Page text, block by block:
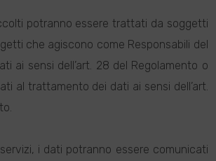
potranno essere trattati da soggetti
che agiscono come Responsabili del
ai sensi dell’art. 28 del Regolamento o
al trattamento dei dati ai sensi dell’art.
i dati potranno essere comunicati